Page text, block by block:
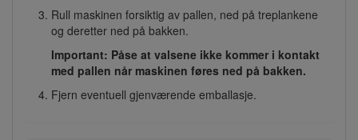
Rull maskinen forsiktig av pallen, ned på treplankene
og deretter ned på bakken.
Important: Påse at valsene ikke kommer i kontakt
med pallen når maskinen føres ned på bakken.
Fjern eventuell gjenværende emballasje.